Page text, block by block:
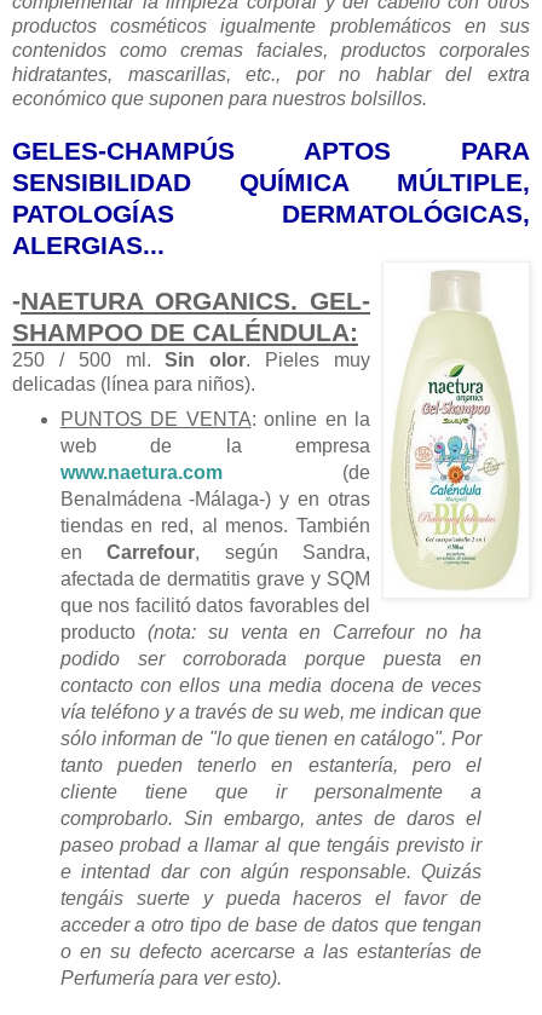
productos cosméticos igualmente problemáticos en sus
contenidos como cremas faciales, productos corporales
hidratantes, mascarillas, etc., por no hablar del extra
económico que suponen para nuestros bolsillos.
GELES-CHAMPÚS APTOS PARA
SENSIBILIDAD QUÍMICA MÚLTIPLE,
PATOLOGÍAS DERMATOLÓGICAS,
ALERGIAS...
-NAETURA ORGANICS. GEL-
SHAMPOO DE CALÉNDULA:
250 / 500 ml.Sin olor. Pieles muy
delicadas (línea para niños).
PUNTOS DE VENTA: online en la
web de la empresa
www.naetura.com(de
Benalmádena -Málaga-) y en otras
tiendas en red, al menos. También
enCarrefour, según Sandra,
afectada de dermatitis grave y SQM
que nos facilitó datos favorables del
producto (nota: su venta en Carrefour no ha
podido ser corroborada porque puesta en
contacto con ellos una media docena de veces
vía teléfono y a través de su web, me indican que
sólo informan de "lo que tienen en catálogo". Por
tanto pueden tenerlo en estantería, pero el
cliente tiene que ir personalmente a
comprobarlo. Sin embargo, antes de daros el
paseo probad a llamar al que tengáis previsto ir
e intentad dar con algún responsable. Quizás
tengáis suerte y pueda haceros el favor de
acceder a otro tipo de base de datos que tengan
o en su defecto acercarse a las estanterías de
Perfumería para ver esto).